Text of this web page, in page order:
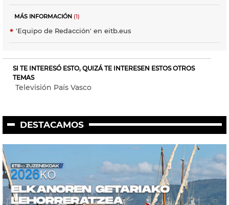
MÁS INFORMACIÓN (1)
'Equipo de Redacción' en eitb.eus
SI TE INTERESÓ ESTO, QUIZÁ TE INTERESEN ESTOS OTROS
TEMAS
Televisión País Vasco
DESTACAMOS